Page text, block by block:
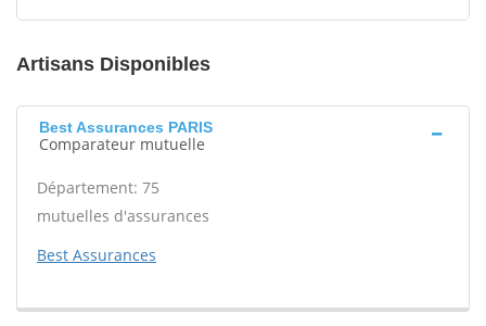
Artisans Disponibles
Best Assurances PARIS
Comparateur mutuelle
Département: 75
mutuelles d'assurances
Best Assurances